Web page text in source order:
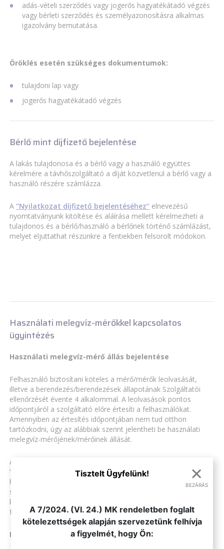
adás-vételi szerződés vagy jogerős hagyatékátadó végzés
vagy bérleti szerződés és személyazonosításra alkalmas
igazolvány bemutatása.
Öröklés esetén szükséges dokumentumok:
tulajdoni lap vagy
jogerős hagyatékátadó végzés
Bérlő mint díjfizető bejelentése
A lakás tulajdonosa és a bérlő vagy a használó együttes
kérelmére a távhőszolgáltató a díját közvetlenül a bérlő vagy a
használó részére számlázza.
A“Nyilatkozat díjfizető bejelentéséhez” elnevezésű
nyomtatványunk kitöltése és aláírása mellett kérelmezheti a
tulajdonos és a bérlő/használó a bérlőnek történő számlázást,
melyet eljuttathat részünkre a fentiekben felsorolt módokon.
Használati melegvíz-mérőkkel kapcsolatos
ügyintézés
Használati melegvíz-mérő állás bejelentése
Felhasználó biztosítani köteles a mérő/mérők leolvasását,
illetve a berendezés/berendezések állapotának Szolgáltatói
ellenőrzését évente 4 alkalommal. A leolvasások pontos
időpontjáról a szolgáltató előre értesíti a felhasználókat.
Amennyiben az értesítés időpontjában nem tud otthon
tartózkodni, úgy az alábbiak szerint jelentheti be használati
melegvíz-mérőjének/mérőinek állását.
A Letölthető nyomtatványok oldalunkon megtalálható
“Melegvízmérő állás bejelentése” formanyomtatványunkkal a
használati melegvíz-mérő állásaik bejelentéséhez nyújtunk
segítséget Önöknek, melynek használata formailag nem
kötelező, de tartalmilag követnie kell a bejelentés bármely
formáját is válasszák.
Bejelentés történhet:
×
BEZÁRÁS
Tisztelt Ügyfelünk!
A 7/2024. (VI. 24.) MK rendeletben foglalt
kötelezettségek alapján szervezetünk felhívja
a figyelmét, hogy Ön: